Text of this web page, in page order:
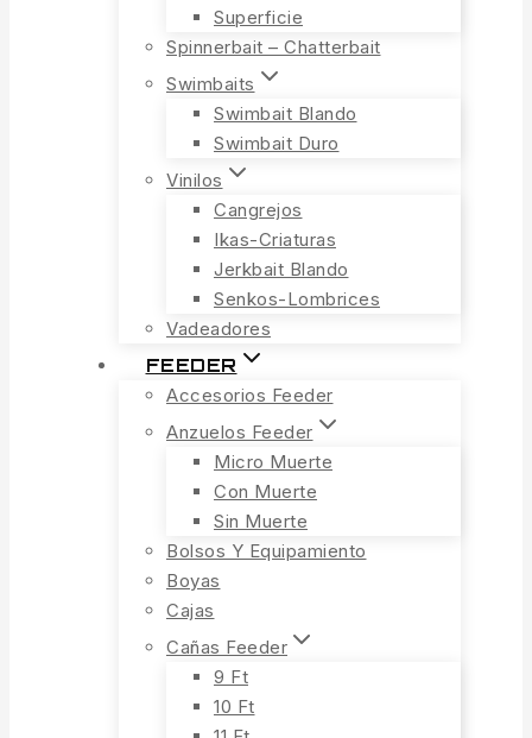
Superficie
Spinnerbait – Chatterbait
Swimbaits
Swimbait Blando
Swimbait Duro
Vinilos
Cangrejos
Ikas-Criaturas
Jerkbait Blando
Senkos-Lombrices
Vadeadores
FEEDER
Accesorios Feeder
Anzuelos Feeder
Micro Muerte
Con Muerte
Sin Muerte
Bolsos Y Equipamiento
Boyas
Cajas
Cañas Feeder
9 Ft
10 Ft